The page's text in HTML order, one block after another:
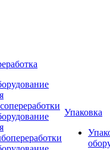
Упаковка